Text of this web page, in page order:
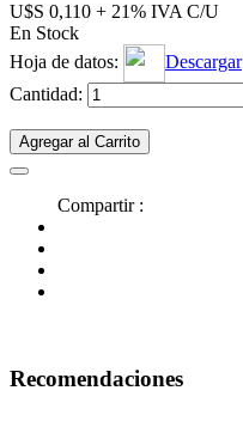
U$S 0,110 + 21% IVA C/U
En Stock
Hoja de datos:
Descargar
Cantidad:
Agregar al Carrito
Compartir :
Recomendaciones